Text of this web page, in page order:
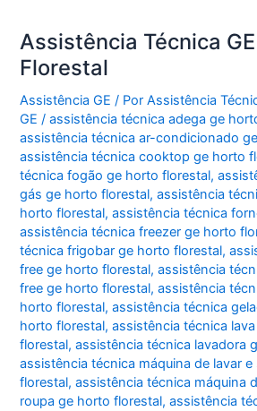
Assistência Técnica
Florestal
Assistência GE / PorAssistência
GE/assistência técnica adega ge
assistência técnica ar-condicionado
assistência técnica cooktop ge horto
técnica fogão ge horto florestal,
gás ge horto florestal,assistência
horto florestal,assistência técnica
assistência técnica freezer ge horto
técnica frigobar ge horto florestal,
free ge horto florestal,assistência
free ge horto florestal,assistência
horto florestal,assistência técnica
horto florestal,assistência técnica
florestal,assistência técnica lavadora
assistência técnica máquina de lavar
florestal,assistência técnica máquina
roupa ge horto florestal,assistência